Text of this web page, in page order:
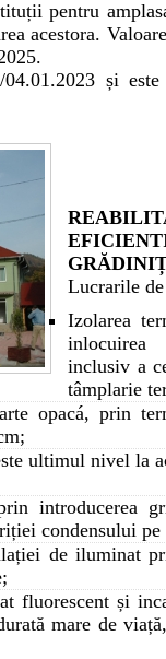
pentru
acestora.
și
Lucrarile
Izolarea
inlocuirea
inclusiv a
tâmplarie
opacá, prin
ultimul nivel la
introducerea
condensului pe
de iluminat
fluorescent și
mare de